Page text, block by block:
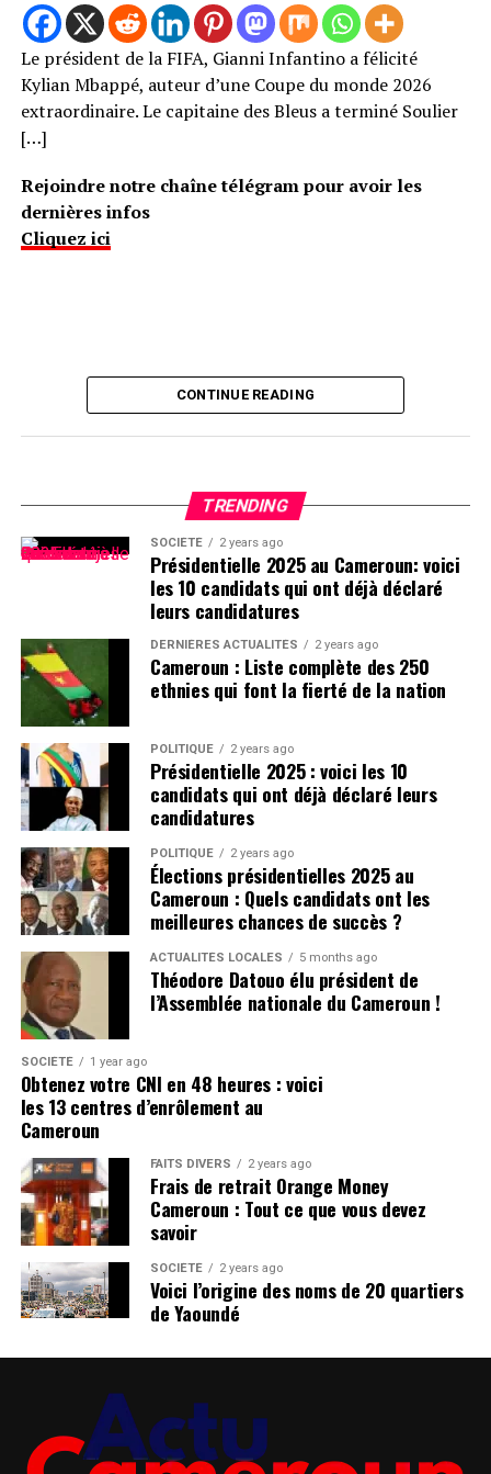
Le président de la FIFA, Gianni Infantino a félicité
Kylian Mbappé, auteur d’une Coupe du monde 2026
extraordinaire. Le capitaine des Bleus a terminé Soulier
[…]
Rejoindre notre chaîne télégram pour avoir les
dernières infos
Cliquez ici
CONTINUE READING
TRENDING
SOCIÉTÉ 2 years ago
Présidentielle 2025 au Cameroun: voici
les 10 candidats qui ont déjà déclaré
leurs candidatures
DERNIÈRES ACTUALITÉS 2 years ago
Cameroun : Liste complète des 250
ethnies qui font la fierté de la nation
POLITIQUE 2 years ago
Présidentielle 2025 : voici les 10
candidats qui ont déjà déclaré leurs
candidatures
POLITIQUE 2 years ago
Élections présidentielles 2025 au
Cameroun : Quels candidats ont les
meilleures chances de succès ?
ACTUALITÉS LOCALES 5 months ago
Théodore Datouo élu président de
l’Assemblée nationale du Cameroun !
SOCIÉTÉ 1 year ago
Obtenez votre CNI en 48 heures : voici
les 13 centres d’enrôlement au
Cameroun
FAITS DIVERS 2 years ago
Frais de retrait Orange Money
Cameroun : Tout ce que vous devez
savoir
SOCIÉTÉ 2 years ago
Voici l’origine des noms de 20 quartiers
de Yaoundé